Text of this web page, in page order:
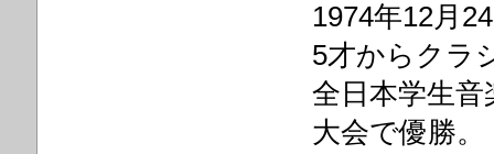
1974年12月
5才からクラ
全日本学生
大会で優勝。